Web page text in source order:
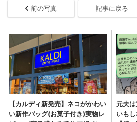
前の写真 記事に戻る